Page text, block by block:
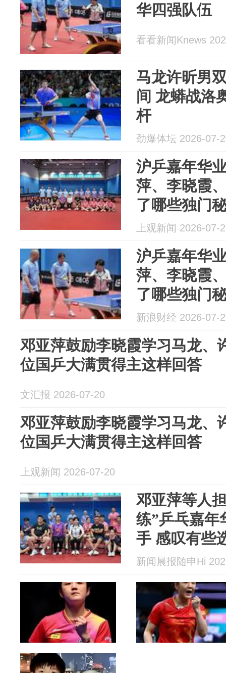
华四强队伍
看看新闻Knews
马龙许昕男
间 龙蟒战洛
杆
劲爆体坛 2026-07-
沪乒嘉年华
萍、李晓霞
了哪些独门
上观新闻 2026-07-
沪乒嘉年华
萍、李晓霞
了哪些独门
新浪财经 2026-07-
邓亚萍鼓励李晓霞学习马龙、
位国乒大满贯得主这样回答
文汇报 2026-07-20
邓亚萍鼓励李晓霞学习马龙、
位国乒大满贯得主这样回答
上观新闻 2026-07-20
邓亚萍等人
练”乒乓嘉年
手 感叹有些
期
新闻晨报随申Hi